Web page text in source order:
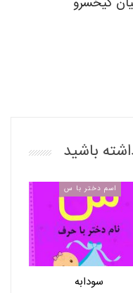
باشید
اسم دختر با س
سودابه